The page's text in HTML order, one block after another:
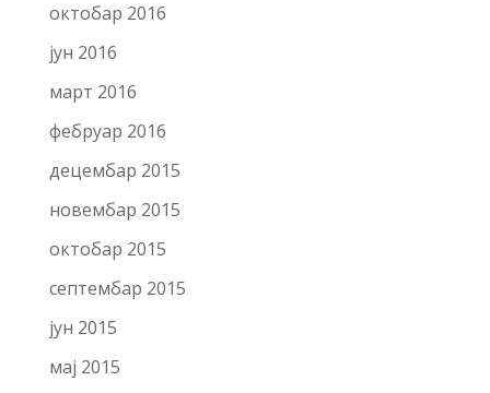
октобар 2016
јун 2016
март 2016
фебруар 2016
децембар 2015
новембар 2015
октобар 2015
септембар 2015
јун 2015
мај 2015